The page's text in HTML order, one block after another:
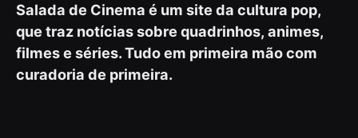
Salada de Cinema é um site da cultura pop,
que traz notícias sobre quadrinhos, animes,
filmes e séries. Tudo em primeira mão com
curadoria de primeira.